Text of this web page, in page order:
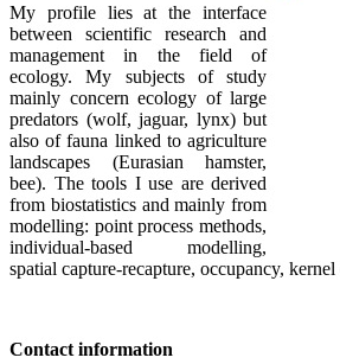
My profile lies at the interface
between scientific research and
management in the field of
ecology. My subjects of study
mainly concern ecology of large
predators (wolf, jaguar, lynx) but
also of fauna linked to agriculture
landscapes (Eurasian hamster,
bee). The tools I use are derived
from biostatistics and mainly from
modelling: point process methods,
individual-based modelling,
spatial capture-recapture, occupancy,
Contact information